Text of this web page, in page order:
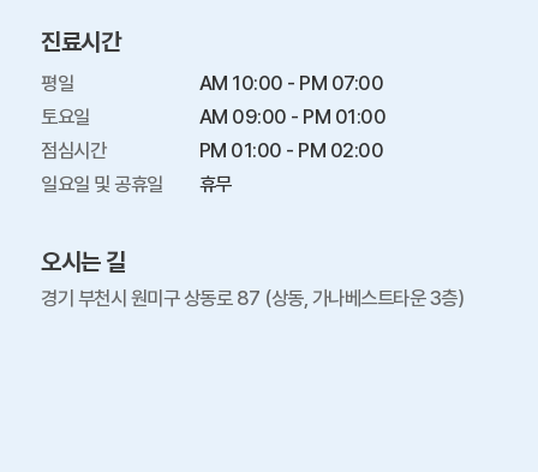
진료시간
평일
토요일
점심시간
일요일 및 공휴일
AM 10:00 - PM 07:00
AM 09:00 - PM 01:00
PM 01:00 - PM 02:00
휴무
오시는 길
경기 부천시 원미구 상동로 87 (상동, 가나베스트타운 3층)